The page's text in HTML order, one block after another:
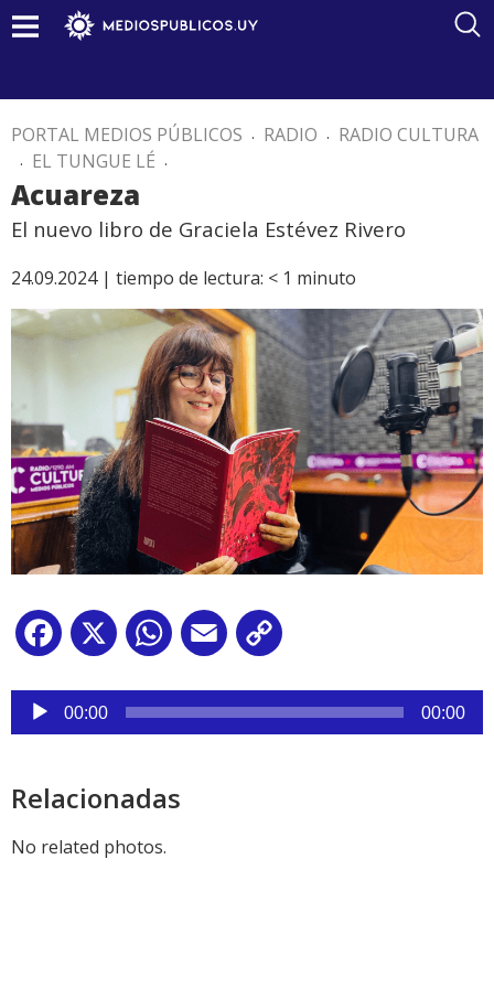
PORTAL MEDIOS PÚBLICOS . RADIO . RADIO CULTURA
. EL TUNGUE LÉ .
Acuareza
El nuevo libro de Graciela Estévez Rivero
24.09.2024 | tiempo de lectura: < 1 minuto
Facebook
X WhatsApp
Email
Reproductor
audio
00:00 00:00
Relacionadas
No related photos.